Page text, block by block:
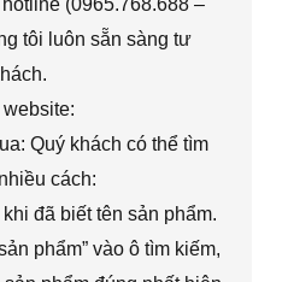
(0965.768.688 –
tôi luôn sẵn sàng tư
Quý khách có thể tìm
cách:
đã biết tên sản phẩm.
phẩm” vào ô tìm kiếm,